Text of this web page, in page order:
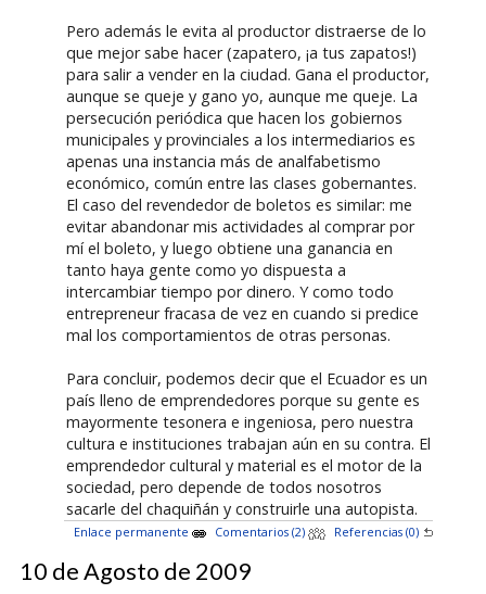
Pero además le evita al productor distraerse de lo
que mejor sabe hacer (zapatero, ¡a tus zapatos!)
para salir a vender en la ciudad. Gana el productor,
aunque se queje y gano yo, aunque me queje. La
persecución periódica que hacen los gobiernos
municipales y provinciales a los intermediarios es
apenas una instancia más de analfabetismo
económico, común entre las clases gobernantes.
El caso del revendedor de boletos es similar: me
evitar abandonar mis actividades al comprar por
mí el boleto, y luego obtiene una ganancia en
tanto haya gente como yo dispuesta a
intercambiar tiempo por dinero. Y como todo
entrepreneur fracasa de vez en cuando si predice
mal los comportamientos de otras personas.
Para concluir, podemos decir que el Ecuador es un
país lleno de emprendedores porque su gente es
mayormente tesonera e ingeniosa, pero nuestra
cultura e instituciones trabajan aún en su contra. El
emprendedor cultural y material es el motor de la
sociedad, pero depende de todos nosotros
sacarle del chaquiñán y construirle una autopista.
Enlace permanente Comentarios (2) Referencias (0)
10 de Agosto de 2009